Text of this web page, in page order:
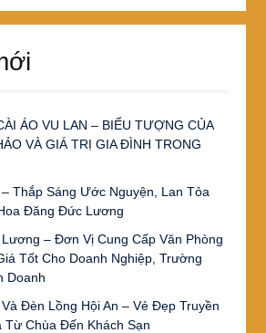
ÁO VU LAN – BIỂU TƯỢNG CỦA
VÀ GIÁ TRỊ GIA ĐÌNH TRONG
Thắp Sáng Ước Nguyện, Lan Tỏa
Đăng Đức Lương
– Đơn Vị Cung Cấp Văn Phòng
Tốt Cho Doanh Nghiệp, Trường
Doanh
Đèn Lồng Hội An – Vẻ Đẹp Truyền
Từ Chùa Đến Khách Sạn